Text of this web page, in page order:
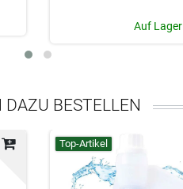
Auf Lager
DAZU BESTELLEN
Top-Artikel